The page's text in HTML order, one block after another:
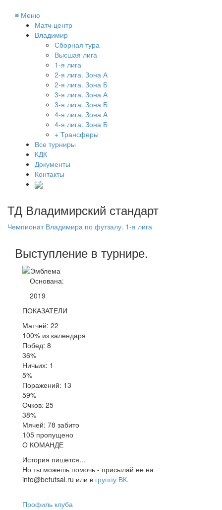
≡ Меню
Матч-центр
Владимир
Сборная тура
Высшая лига
1-я лига
2-я лига. Зона А
2-я лига. Зона Б
3-я лига. Зона А
3-я лига. Зона Б
4-я лига. Зона А
4-я лига. Зона Б
+ Трансферы
Все турниры
КДК
Документы
Контакты
ТД Владимирский стандарт
Чемпионат Владимира по футзалу. 1-я лига
Выступление в турнире.
Основана:
2019
ПОКАЗАТЕЛИ
Матчей: 22
100% из календаря
Побед: 8
36%
Ничьих: 1
5%
Поражений: 13
59%
Очков: 25
38%
Мячей: 78 забито
105 пропущено
О КОМАНДЕ
История пишется...
Но ты можешь помочь - присылай ее на
info@befutsal.ru или в группу ВК.
Профиль клуба